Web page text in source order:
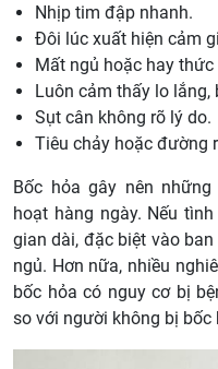
Nhịp tim đập nhanh.
Đôi lúc xuất hiện cảm
Mất ngủ hoặc hay
Luôn cảm thấy lo lắng,
Sụt cân không rõ lý do.
Tiêu chảy hoặc đường
Bốc hỏa gây nên
hoạt hàng ngày. Nếu
gian dài, đặc biệt vào
ngủ. Hơn nữa, nhiều
bốc hỏa có nguy cơ bị
so với người không bị bốc